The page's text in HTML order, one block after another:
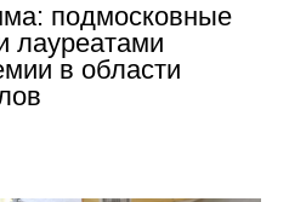
подмосковные
лауреатами
в области